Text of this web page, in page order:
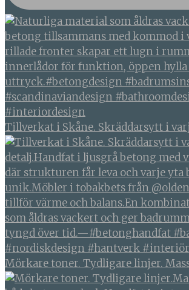
Tillverkat i Skåne. Skräddarsytt i
Mörkare toner. Tydligare linjer.